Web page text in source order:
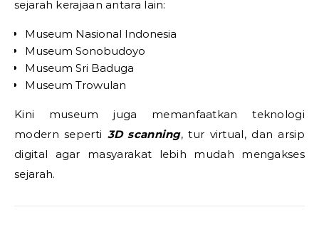
sejarah kerajaan antara lain:
Museum Nasional Indonesia
Museum Sonobudoyo
Museum Sri Baduga
Museum Trowulan
Kini museum juga memanfaatkan teknologi
modern seperti 3D scanning, tur virtual, dan arsip
digital agar masyarakat lebih mudah mengakses
sejarah.